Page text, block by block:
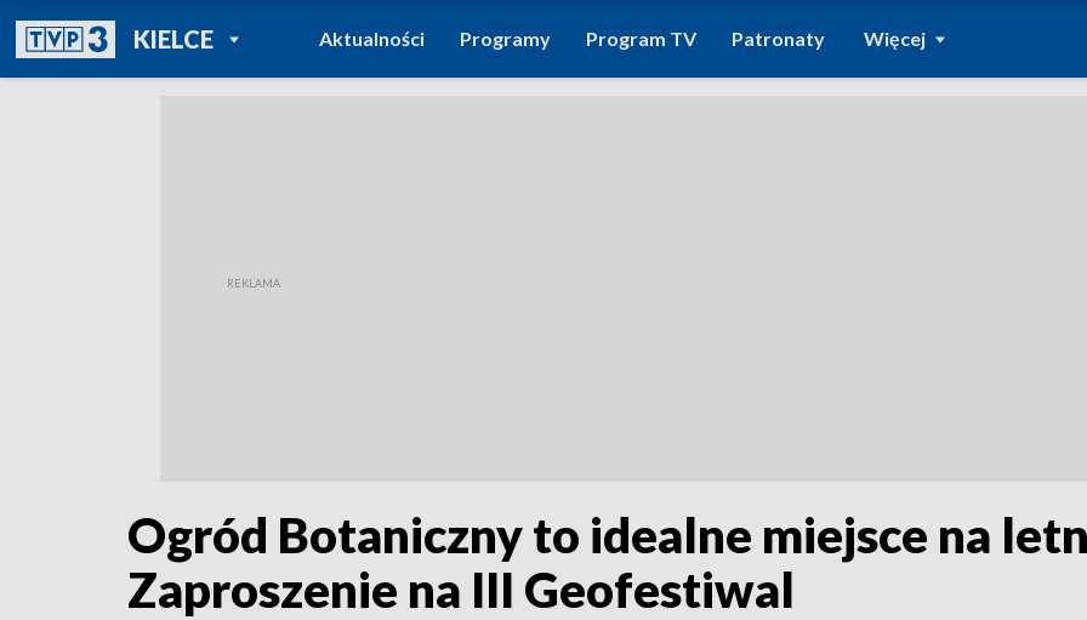
KIELCEPOWRÓT DO
TVP REGIONY
Aktualności Programy Program TV Patronaty Więcej
Ogród Botaniczny to idealne miejsce na
Zaproszenie na III Geofestiwal